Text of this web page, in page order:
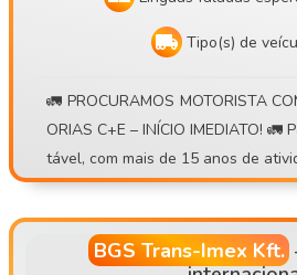
Tipo(s) de
🚛 PROCURAMOS MOTORISTA COM LICENÇA DAS CATEG
ORIAS C+E – INÍCIO IMEDIATO! 🚛 Para a nossa empresa es
tável, com mais de 15 anos de atividade , procuramos um m
otorista de camião de contentores para um regime de trab
alho diário com regresso a casa ou semanal . 💰 O que ofer
ecemos: • Possibilidade de rendimento de 30 000 – 40 000BGS Trans-Imex Kft.